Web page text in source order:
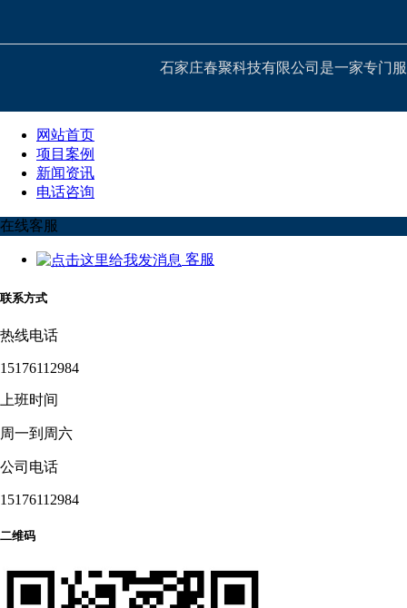
石家庄春聚科技有限公司是一家专门
网站首页
项目案例
新闻资讯
电话咨询
在线客服
客服
联系方式
热线电话
15176112984
上班时间
周一到周六
公司电话
15176112984
二维码